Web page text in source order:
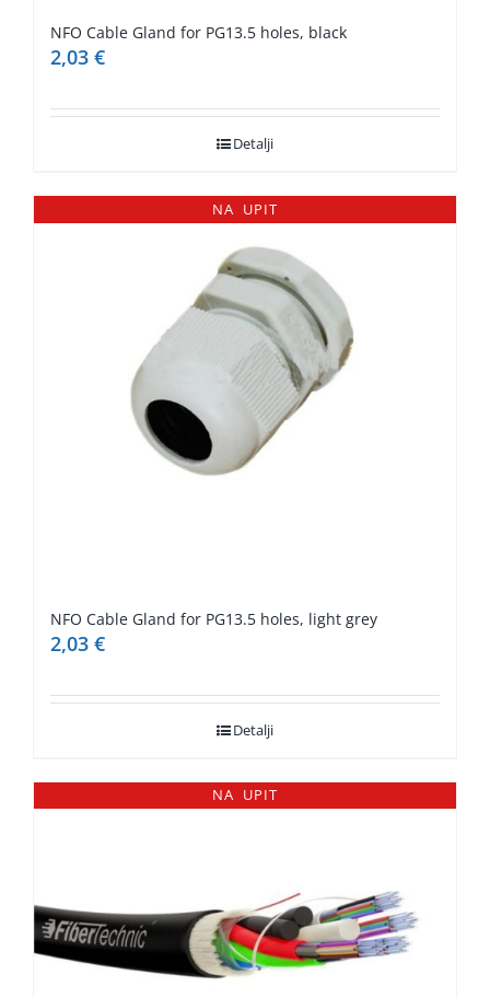
NFO Cable Gland for PG13.5 holes, black
2,03 €
Detalji
NA UPIT
NFO Cable Gland for PG13.5 holes, light grey
2,03 €
Detalji
NA UPIT